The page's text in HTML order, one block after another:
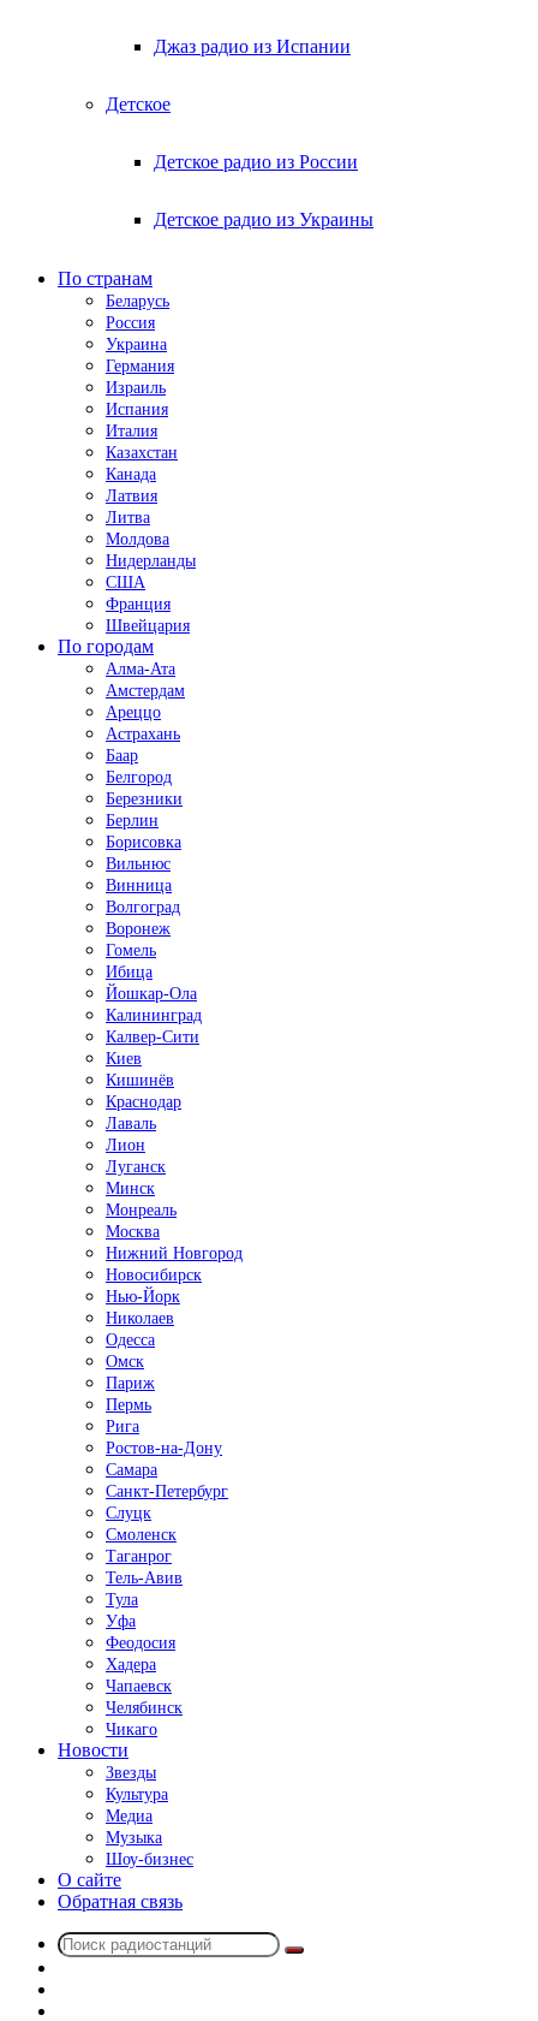
Джаз радио из Испании
Детское
Детское радио из России
Детское радио из Украины
По странам
Беларусь
Россия
Украина
Германия
Израиль
Испания
Италия
Казахстан
Канада
Латвия
Литва
Молдова
Нидерланды
США
Франция
Швейцария
По городам
Алма-Ата
Амстердам
Ареццо
Астрахань
Баар
Белгород
Березники
Берлин
Борисовка
Вильнюс
Винница
Волгоград
Воронеж
Гомель
Ибица
Йошкар-Ола
Калининград
Калвер-Сити
Киев
Кишинёв
Краснодар
Лаваль
Лион
Луганск
Минск
Монреаль
Москва
Нижний Новгород
Новосибирск
Нью-Йорк
Николаев
Одесса
Омск
Париж
Пермь
Рига
Ростов-на-Дону
Самара
Санкт-Петербург
Слуцк
Смоленск
Таганрог
Тель-Авив
Тула
Уфа
Феодосия
Хадера
Чапаевск
Челябинск
Чикаго
Новости
Звезды
Культура
Медиа
Музыка
Шоу-бизнес
О сайте
Обратная связь
Поиск